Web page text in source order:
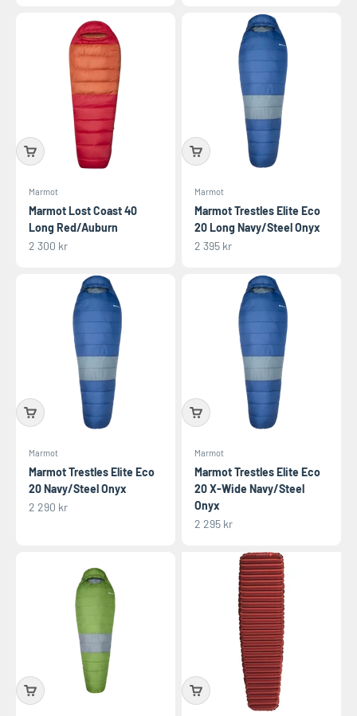
Marmot
Marmot Lost Coast 40
Long Red/Auburn
REA-pris
2 300 kr
Marmot
Marmot Trestles Elite Eco
20 Long Navy/Steel Onyx
REA-pris
2 395 kr
Marmot
Marmot Trestles Elite Eco
20 Navy/Steel Onyx
REA-pris
2 290 kr
Marmot
Marmot Trestles Elite Eco
20 X-Wide Navy/Steel
Onyx
REA-pris
2 295 kr